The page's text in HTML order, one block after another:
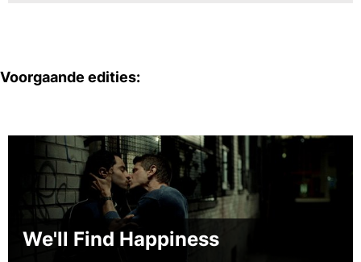
Voorgaande edities:
We'll Find Happiness